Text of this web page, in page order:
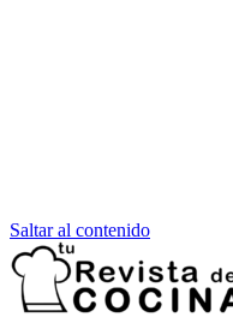
Saltar al contenido